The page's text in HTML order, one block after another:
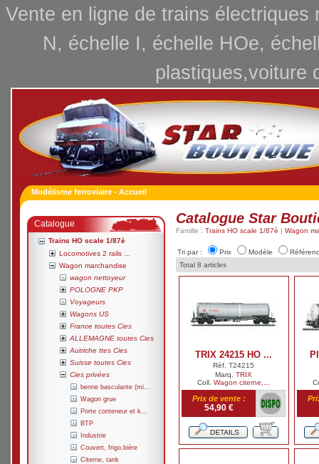
Vente en ligne de trains
N, échelle I, échelle HOe,
plastiques,voiture
Modélisme ferroviaire - Accueil
Catalogue
Trains HO scale 1/87è
Locomotives 2 rails ...
Wagon marchandise
wagon nettoyeur
POLOGNE PKP
Voyageurs
Wagons US
France toutes Cies
ALLEMAGNE toutes Cies
Autriche ttes Cies
Suisse toutes Cies
Cies privées
benne basculante (mi...
Wagon grue
Porte conteneur et k...
BTP
Industrie
Couvert, frigo,bière
Citerne, tank
Catalogue Star
Famille : Trains HO scale 1/87è | Wagon
Tri par : Prix Modèle
Total 8 articles
TRIX 24215 HO ...
Réf. T24215
Marq. TRIX
Coll. Wagon citerne,...
Prix de vente :
54,90 €